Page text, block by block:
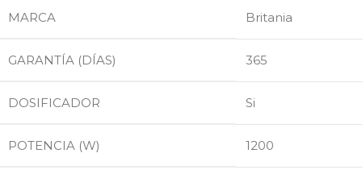
MARCA Britania
GARANTÍA (DÍAS) 365
DOSIFICADOR Si
POTENCIA (W) 1200